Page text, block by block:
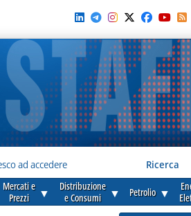
ad accedere Ricerca
Mercati e
Prezzi
▼
Distribuzione
e Consumi
▼ Petrolio ▼